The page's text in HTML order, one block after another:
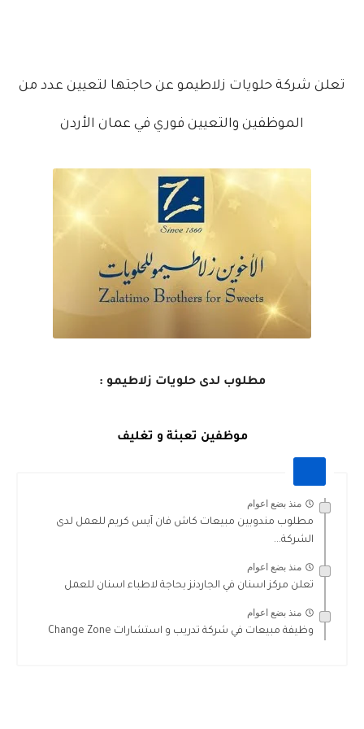
تعلن شركة حلويات زلاطيمو عن حاجتها لتعيين عدد من
الموظفين والتعيين فوري في عمان الأردن
مطلوب لدى حلويات زلاطيمو :
موظفين تعبئة و تغليف
منذ بضع اعوام
مطلوب مندوبين مبيعات كاش فان آيس كريم للعمل لدى
الشركة...
منذ بضع اعوام
تعلن مركز اسنان في الجاردنز بحاجة لاطباء اسنان للعمل
منذ بضع اعوام
وظيفة مبيعات في شركة تدريب و استشارات Change Zone